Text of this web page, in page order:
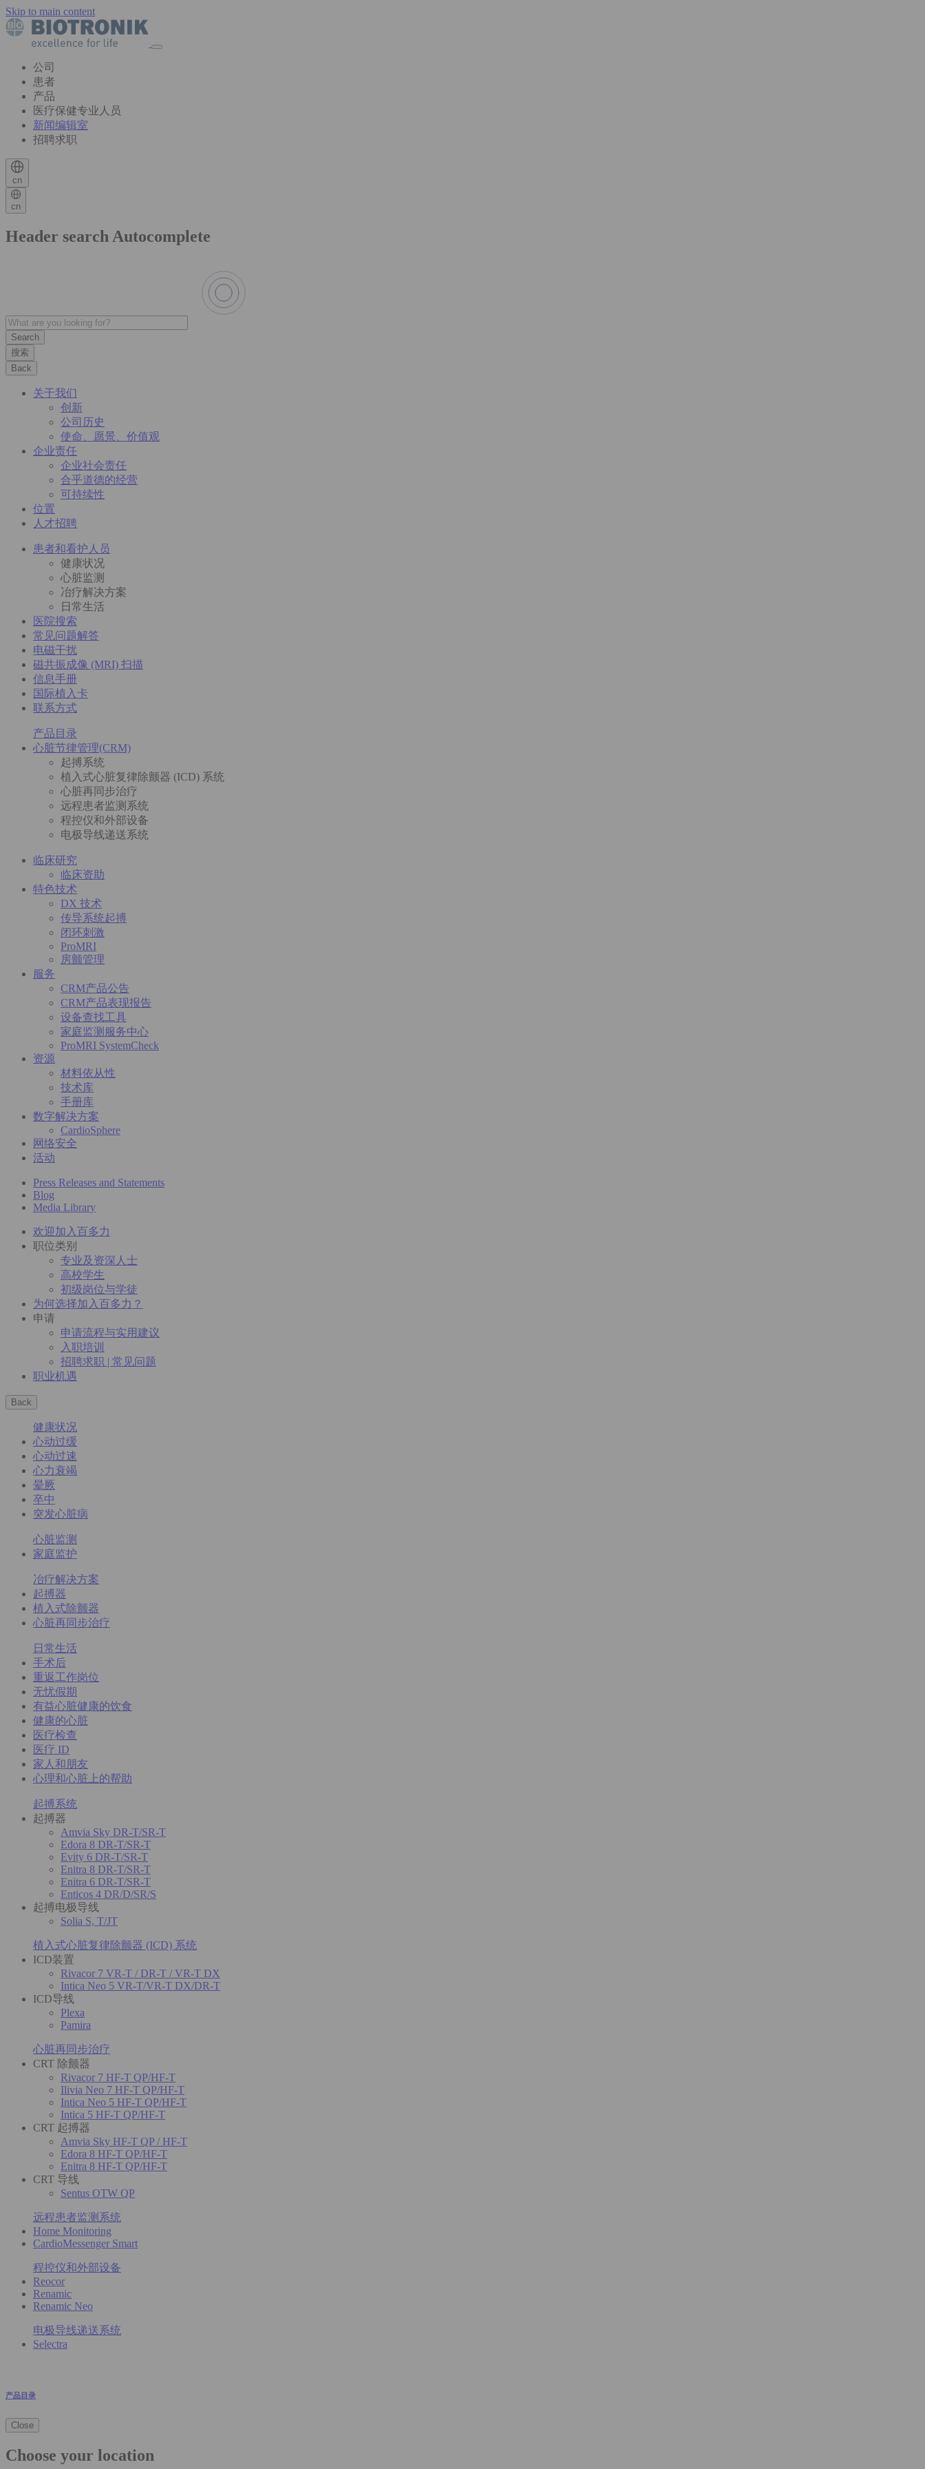
Skip to main content
公司
患者
产品
医疗保健专业人员
新闻编辑室
招聘求职
cn
cn
Header search Autocomplete
搜索
Back
关于我们
创新
公司历史
使命、愿景、价值观
企业责任
企业社会责任
合乎道德的经营
可持续性
位置
人才招聘
患者和看护人员
健康状况
心脏监测
冶疗解决方案
日常生活
医院搜索
常见问题解答
电磁干扰
磁共振成像 (MRI) 扫描
信息手册
国际植入卡
联系方式
产品目录
心脏节律管理(CRM)
起搏系统
植入式心脏复律除颤器 (ICD) 系统
心脏再同步治疗
远程患者监测系统
程控仪和外部设备
电极导线递送系统
临床研究
临床资助
特色技术
DX 技术
传导系统起搏
闭环刺激
ProMRI
房颤管理
服务
CRM产品公告
CRM产品表现报告
设备查找工具
家庭监测服务中心
ProMRI SystemCheck
资源
材料依从性
技术库
手册库
数字解决方案
CardioSphere
网络安全
活动
Press Releases and Statements
Blog
Media Library
欢迎加入百多力
职位类别
专业及资深人士
高校学生
初级岗位与学徒
为何选择加入百多力？
申请
申请流程与实用建议
入职培训
招聘求职 | 常见问题
职业机遇
Back
健康状况
心动过缓
心动过速
心力衰竭
晕厥
卒中
突发心脏病
心脏监测
家庭监护
冶疗解决方案
起搏器
植入式除颤器
心脏再同步治疗
日常生活
手术后
重返工作岗位
无忧假期
有益心脏健康的饮食
健康的心脏
医疗检查
医疗 ID
家人和朋友
心理和心脏上的帮助
起搏系统
起搏器
Amvia Sky DR-T/SR-T
Edora 8 DR-T/SR-T
Evity 6 DR-T/SR-T
Enitra 8 DR-T/SR-T
Enitra 6 DR-T/SR-T
Enticos 4 DR/D/SR/S
起搏电极导线
Solia S, T/JT
植入式心脏复律除颤器 (ICD) 系统
ICD装置
Rivacor 7 VR-T / DR-T / VR-T DX
Intica Neo 5 VR-T/VR-T DX/DR-T
ICD导线
Plexa
Pamira
心脏再同步治疗
CRT 除颤器
Rivacor 7 HF-T QP/HF-T
Ilivia Neo 7 HF-T QP/HF-T
Intica Neo 5 HF-T QP/HF-T
Intica 5 HF-T QP/HF-T
CRT 起搏器
Amvia Sky HF-T QP / HF-T
Edora 8 HF-T QP/HF-T
Enitra 8 HF-T QP/HF-T
CRT 导线
Sentus OTW QP
远程患者监测系统
Home Monitoring
CardioMessenger Smart
程控仪和外部设备
Reocor
Renamic
Renamic Neo
电极导线递送系统
Selectra
产品目录
Close
Choose your location